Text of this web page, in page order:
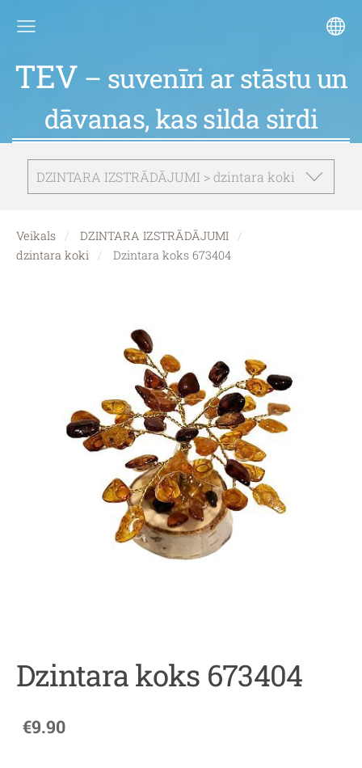
TEV – suvenīri ar stāstu un
dāvanas, kas silda sirdi
DZINTARA IZSTRĀDĀJUMI > dzintara koki
Veikals
DZINTARA IZSTRĀDĀJUMI
dzintara koki
Dzintara koks 673404
Dzintara koks 673404
€9.90